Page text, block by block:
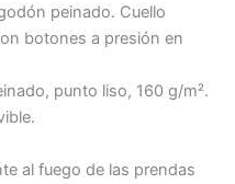
peinado. Cuello
botones a presión en
punto liso, 160 g/m².
al fuego de las prendas